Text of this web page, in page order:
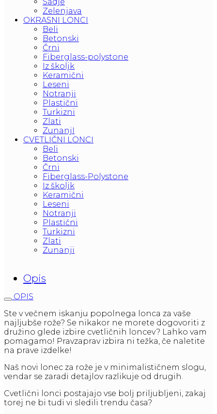
Zelenjava
OKRASNI LONCI
Beli
Betonski
Črni
Fiberglass-polystone
Iz školjk
Keramični
Leseni
Notranji
Plastični
Turkizni
Zlati
ZunanjI
CVETLIČNI LONCI
Beli
Betonski
Črni
Fiberglass-Polystone
Iz školjk
Keramični
Leseni
Notranji
Plastični
Turkizni
Zlati
Zunanji
Opis
OPIS
Ste v večnem iskanju popolnega lonca za vaše
najljubše rože? Se nikakor ne morete dogovoriti z
družino glede izbire cvetličnih loncev? Lahko vam
pomagamo! Pravzaprav izbira ni težka, če naletite
na prave izdelke!
Naš novi lonec za rože je v minimalističnem slogu,
vendar se zaradi detajlov razlikuje od drugih.
Cvetlični lonci postajajo vse bolj priljubljeni, zakaj
torej ne bi tudi vi sledili trendu časa?